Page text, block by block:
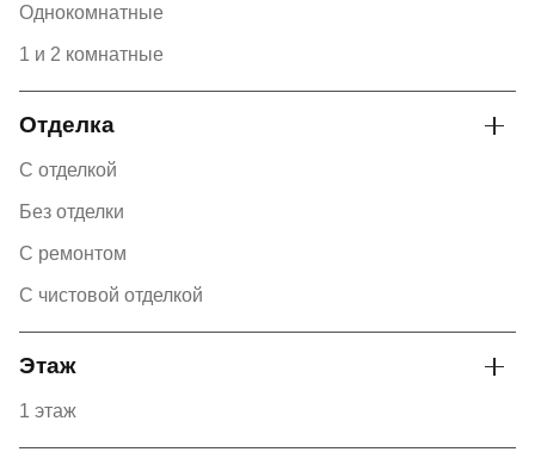
Однокомнатные
1 и 2 комнатные
Отделка
С отделкой
Без отделки
С ремонтом
С чистовой отделкой
Этаж
1 этаж